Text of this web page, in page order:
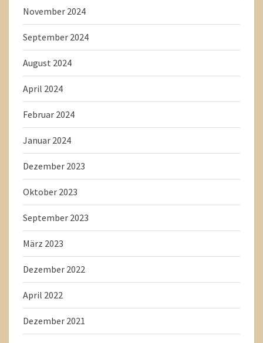
November 2024
September 2024
August 2024
April 2024
Februar 2024
Januar 2024
Dezember 2023
Oktober 2023
September 2023
März 2023
Dezember 2022
April 2022
Dezember 2021